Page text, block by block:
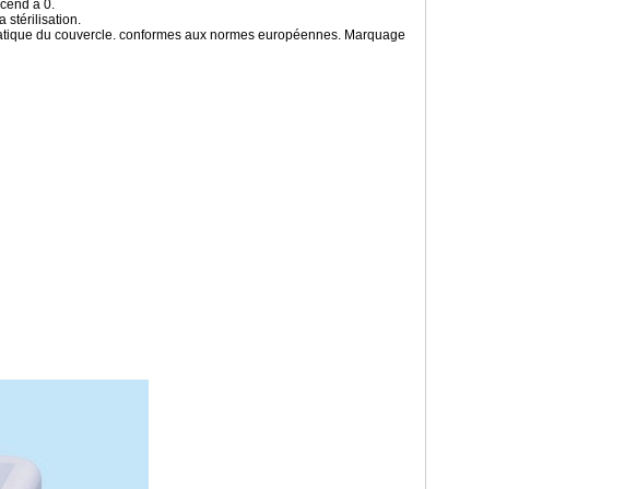
à 0.
stérilisation.
du couvercle. conformes aux normes européennes. Marquage